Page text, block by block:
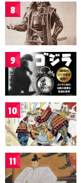
8
9
10
11